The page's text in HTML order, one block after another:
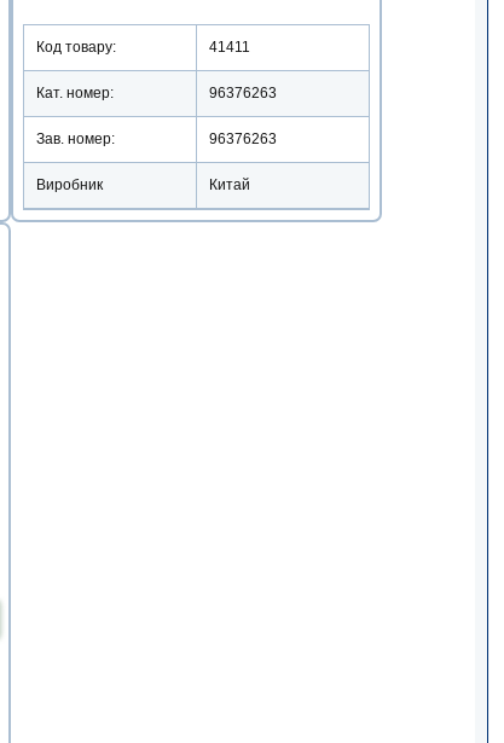
Код товару: 41411
Кат. номер: 96376263
Зав. номер: 96376263
Виробник Китай